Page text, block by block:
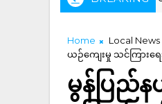
Home Local News
ယဉ်ကျေးမှု သင်ကြားရေ
မွန်ပြည်န